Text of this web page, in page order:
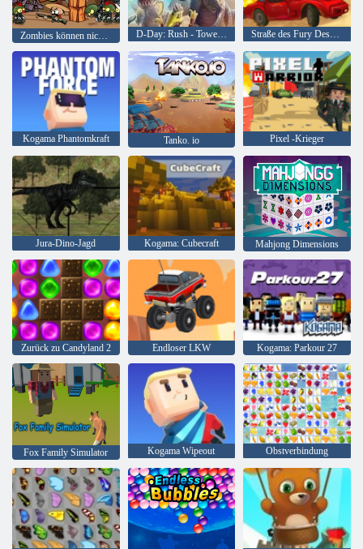
D-Day: Rush - Tower Defense Straße des Fury Desert Strike
Kogama Phantomkraft Tanko. io Pixel -Krieger
Jura-Dino-Jagd Kogama: Cubecraft Mahjong Dimensions
Zurück zu Candyland 2 Endloser LKW Kogama: Parkour 27
Fox Family Simulator Kogama Wipeout Obstverbindung